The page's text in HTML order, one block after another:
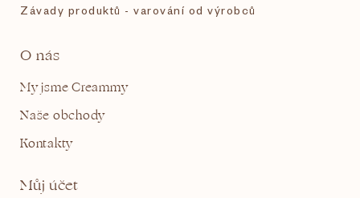
Závady produktů - varování od výrobců
O nás
My jsme Creammy
Naše obchody
Kontakty
Můj účet